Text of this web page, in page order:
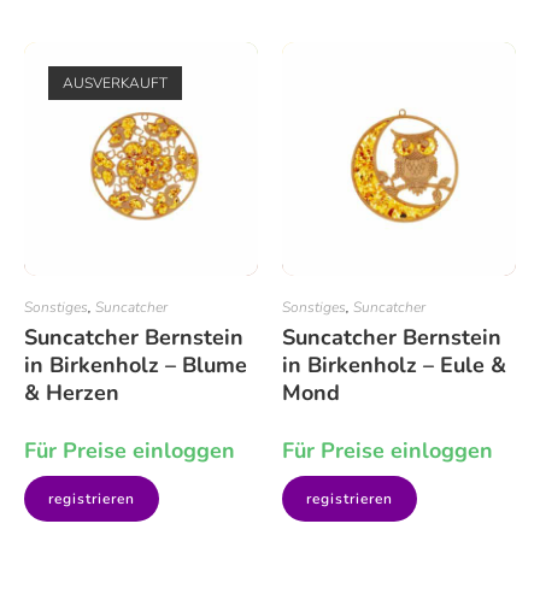
AUSVERKAUFT
Sonstiges, Suncatcher
Suncatcher Bernstein
in Birkenholz – Blume
& Herzen
Für Preise einloggen
registrieren
Sonstiges, Suncatcher
Suncatcher Bernstein
in Birkenholz – Eule &
Mond
Für Preise einloggen
registrieren